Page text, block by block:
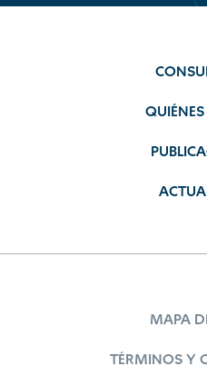
MAPA
TÉRMINOS Y